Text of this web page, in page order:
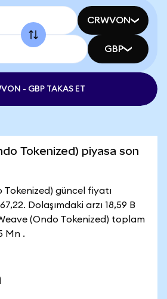
CRWVON
GBP
- GBP TAKAS ET
Tokenized) piyasa son
Tokenized) güncel fiyatı
Dolaşımdaki arzı 18,59 B
(Ondo Tokenized) toplam
Mn .